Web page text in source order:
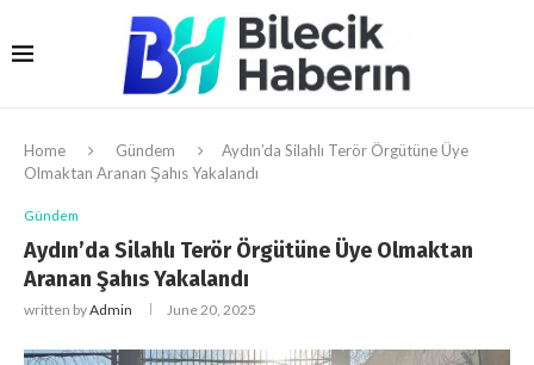
Home Gündem
Aydın’da Silahlı Terör Örgütüne Üye
Olmaktan Aranan Şahıs Yakalandı
Gündem
Aydın’da Silahlı Terör Örgütüne Üye Olmaktan
Aranan Şahıs Yakalandı
written byAdmin June 20, 2025